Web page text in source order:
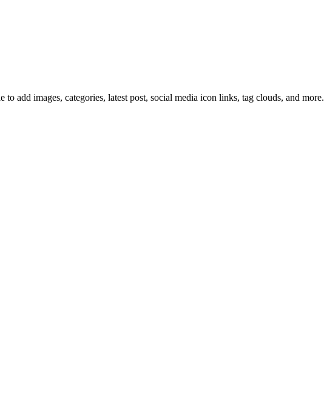
to add images, categories, latest post, social media icon links, tag clouds, and more.